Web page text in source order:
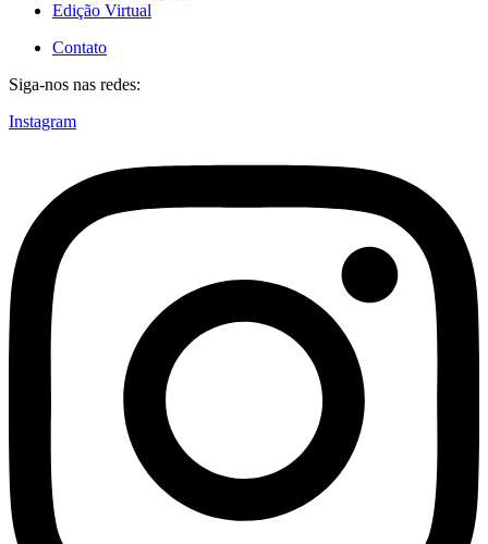
Edição Virtual
Contato
Siga-nos nas redes:
Instagram